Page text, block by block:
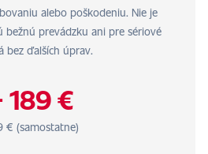
alebo poškodeniu. Nie je
prevádzku ani pre sériové
bez ďalších úprav.
189 €
€ (samostatne)